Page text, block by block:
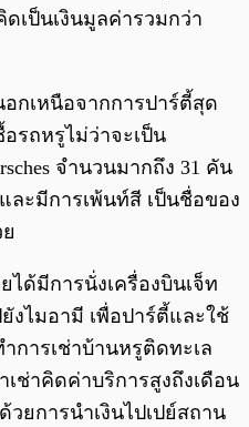
เป็นเงินมูลค่ารวมกว่า
อกเหนือจากการปาร์ตี้สุด
รถหรูไม่ว่าจะเป็น
จำนวนมากถึง 31 คัน
ละมีการเพ้นท์สี เป็นชื่อของ
ได้มีการนั่งเครื่องบินเจ็ท
งไมอามี เพื่อปาร์ตี้และใช้
การเช่าบ้านหรูติดทะเล
ช่าคิดค่าบริการสูงถึงเดือน
ยการนำเงินไปเปย์สถาน